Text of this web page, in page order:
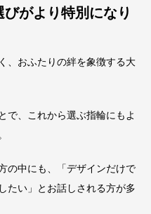
がより特別になり
、おふたりの絆を象徴する大
で、これから選ぶ指輪にもよ
の中にも、「デザインだけで
たい」とお話しされる方が多